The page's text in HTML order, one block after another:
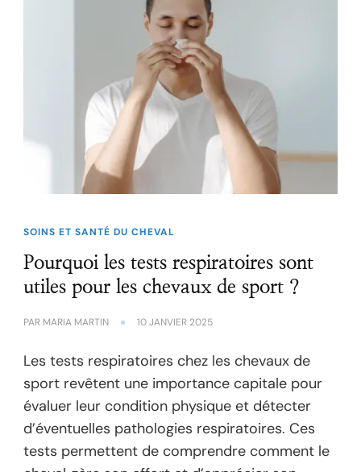
SOINS ET SANTÉ DU CHEVAL
Pourquoi les tests respiratoires sont
utiles pour les chevaux de sport ?
PAR MARIA MARTIN 10 JANVIER 2025
Les tests respiratoires chez les chevaux de
sport revêtent une importance capitale pour
évaluer leur condition physique et détecter
d’éventuelles pathologies respiratoires. Ces
tests permettent de comprendre comment le